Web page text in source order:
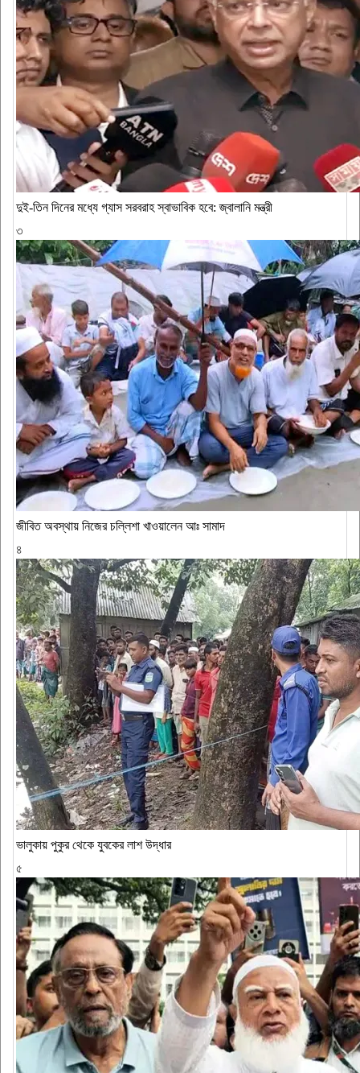
দুই-তিন দিনের মধ্যে গ্যাস সরবরাহ স্বাভাবিক হবে: জ্বালানি মন্ত্রী
৩
জীবিত অবস্থায় নিজের চল্লিশা খাওয়ালেন আঃ সামাদ
৪
ভালুকায় পুকুর থেকে যুবকের লাশ উদ্ধার
৫